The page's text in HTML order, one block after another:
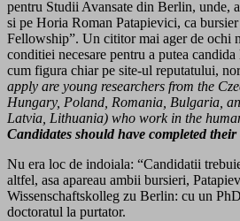
pentru Studii Avansate din Berlin, unde,
si pe Horia Roman Patapievici, ca
Fellowship”. Un cititor mai ager de ochi
conditiei necesare pentru a putea
cum figura chiar pe site-ul reputatului,
apply are young researchers from the
Hungary, Poland, Romania, Bulgaria,
Latvia, Lithuania) who work in the
Candidates should have completed their
Nu era loc de indoiala: “Candidatii
altfel, asa apareau ambii bursieri,
Wissenschaftskolleg zu Berlin: cu un
doctoratul la purtator.